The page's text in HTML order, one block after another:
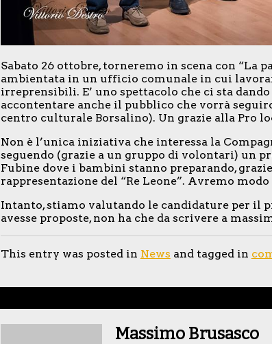
Sabato 26 ottobre, torneremo in scena con “La
ambientata in un ufficio comunale in cui
irreprensibili. E’ uno spettacolo che ci sta
accontentare anche il pubblico che vorrà
centro culturale Borsalino). Un grazie alla Pro
Non è l’unica iniziativa che interessa la
seguendo (grazie a un gruppo di volontari) un
Fubine dove i bambini stanno preparando,
rappresentazione del “Re Leone”. Avremo
Intanto, stiamo valutando le candidature per il
avesse proposte, non ha che da scrivere a
This entry was posted in News and tagged in
Massimo Brusasco